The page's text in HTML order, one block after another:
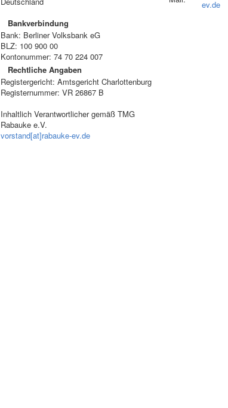
ev.de
Bankverbindung
Bank: Berliner Volksbank eG
BLZ: 100 900 00
Kontonummer: 74 70 224 007
Rechtliche Angaben
Registergericht: Amtsgericht Charlottenburg
Registernummer: VR 26867 B
Inhaltlich Verantwortlicher gemäß TMG
Rabauke e.V.
vorstand[at]rabauke-ev.de